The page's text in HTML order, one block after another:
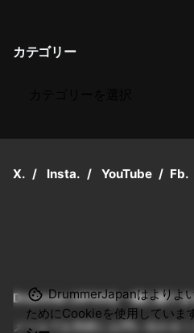
カテゴリー
X. / Insta. / YouTube / Fb.
DrummerJAPANを一緒に創りま
メールでお気軽にお問い合わせく
DrummerJapanはよりよ
ためにCookieを使用していま